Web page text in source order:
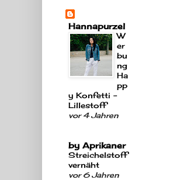
Hannapurzel
W
er
bu
ng
Ha
pp
y Konfetti -
Lillestoff
vor 4 Jahren
by Aprikaner
Streichelstoff
vernäht
vor 6 Jahren